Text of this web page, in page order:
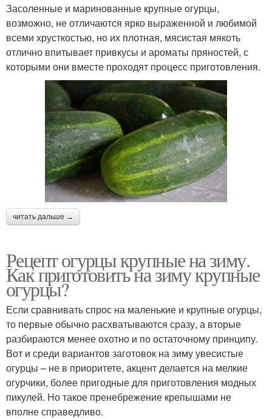
Засоленные и маринованные крупные огурцы,
возможно, не отличаются ярко выраженной и любимой
всеми хрусткостью, но их плотная, мясистая мякоть
отлично впитывает привкусы и ароматы пряностей, с
которыми они вместе проходят процесс приготовления.
читать дальше →
Рецепт огурцы крупные на зиму.
Как приготовить на зиму крупные
огурцы?
Если сравнивать спрос на маленькие и крупные огурцы,
то первые обычно расхватываются сразу, а вторые
разбираются менее охотно и по остаточному принципу.
Вот и среди вариантов заготовок на зиму увесистые
огурцы – не в приоритете, акцент делается на мелкие
огурчики, более пригодные для приготовления модных
пикулей. Но такое пренебрежение крепышами не
вполне справедливо.